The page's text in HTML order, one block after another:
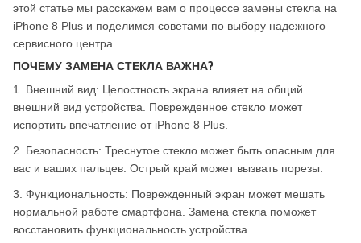
этой статье мы расскажем вам о процессе замены стекла на
iPhone 8 Plus и поделимся советами по выбору надежного
сервисного центра.
ПОЧЕМУ ЗАМЕНА СТЕКЛА ВАЖНА?
1. Внешний вид: Целостность экрана влияет на общий
внешний вид устройства. Поврежденное стекло может
испортить впечатление от iPhone 8 Plus.
2. Безопасность: Треснутое стекло может быть опасным для
вас и ваших пальцев. Острый край может вызвать порезы.
3. Функциональность: Поврежденный экран может мешать
нормальной работе смартфона. Замена стекла поможет
восстановить функциональность устройства.